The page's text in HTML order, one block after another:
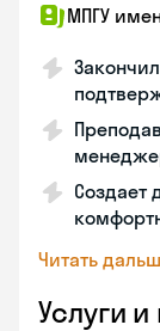
МПГУ
Создает
Читать
Услуги